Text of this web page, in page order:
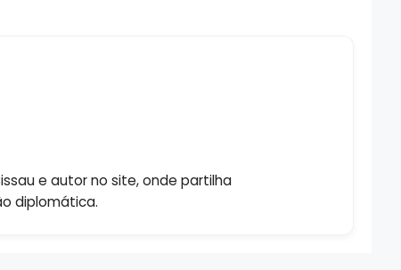
e autor no site, onde partilha
diplomática.